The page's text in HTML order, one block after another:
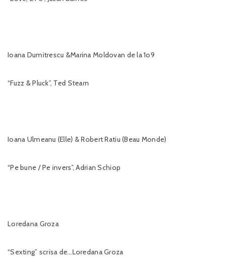
Ioana Dumitrescu &Marina Moldovan de la 1o9
“Fuzz & Pluck”, Ted Stearn
Ioana Ulmeanu (Elle) & Robert Ratiu (Beau Monde)
“Pe bune / Pe invers”, Adrian Schiop
Loredana Groza
“Sexting” scrisa de…Loredana Groza